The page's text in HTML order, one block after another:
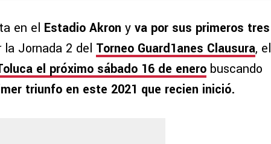
en el Estadio Akron y va por sus primeros tres
la Jornada 2 del Torneo Guard1anes Clausura, el
el próximo sábado 16 de enero buscando
triunfo en este 2021 que recien inició.